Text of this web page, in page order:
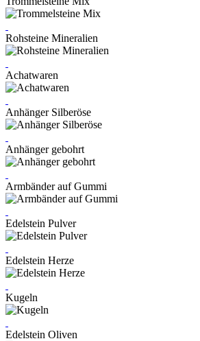
Rohsteine Mineralien
Achatwaren
Anhänger Silberöse
Anhänger gebohrt
Armbänder auf Gummi
Edelstein Pulver
Edelstein Herze
Kugeln
Edelstein Oliven